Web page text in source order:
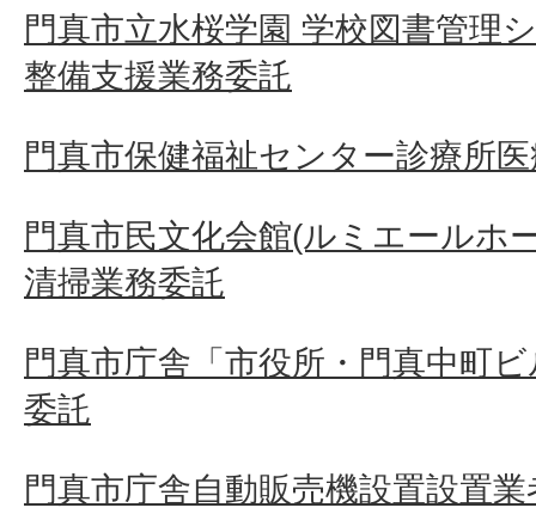
門真市立水桜学園 学校図書管理
整備支援業務委託
門真市保健福祉センター診療所
門真市民文化会館(ルミエールホ
清掃業務委託
門真市庁舎「市役所・門真中町
委託
門真市庁舎自動販売機設置設置